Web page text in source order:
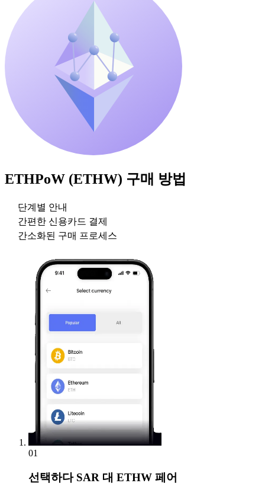
ETHPoW (ETHW) 구매 방법
단계별 안내
간편한 신용카드 결제
간소화된 구매 프로세스
01
선택하다SAR 대 ETHW 페어